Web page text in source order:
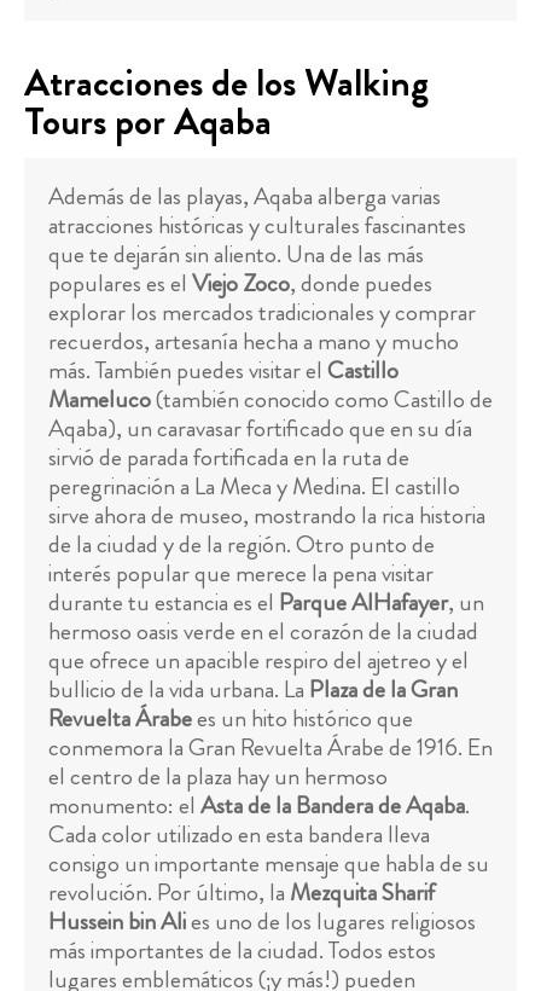
Atracciones de los Walking
Tours por Aqaba
Además de las playas, Aqaba alberga varias
atracciones históricas y culturales fascinantes
que te dejarán sin aliento. Una de las más
populares es el Viejo Zoco, donde puedes
explorar los mercados tradicionales y comprar
recuerdos, artesanía hecha a mano y mucho
más. También puedes visitar el Castillo
Mameluco(también conocido como Castillo de
Aqaba), un caravasar fortificado que en su día
sirvió de parada fortificada en la ruta de
peregrinación a La Meca y Medina. El castillo
sirve ahora de museo, mostrando la rica historia
de la ciudad y de la región. Otro punto de
interés popular que merece la pena visitar
durante tu estancia es el Parque AlHafayer, un
hermoso oasis verde en el corazón de la ciudad
que ofrece un apacible respiro del ajetreo y el
bullicio de la vida urbana. La Plaza de la Gran
Revuelta Árabees un hito histórico que
conmemora la Gran Revuelta Árabe de 1916. En
el centro de la plaza hay un hermoso
monumento: el Asta de la Bandera de Aqaba.
Cada color utilizado en esta bandera lleva
consigo un importante mensaje que habla de su
revolución. Por último, la Mezquita Sharif
Hussein bin Alies uno de los lugares religiosos
más importantes de la ciudad. Todos estos
lugares emblemáticos (¡y más!) pueden